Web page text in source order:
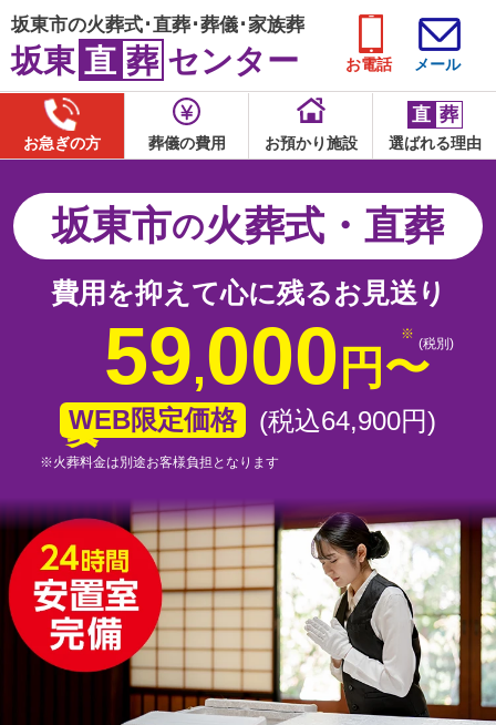
坂東市の火葬式･直葬･葬儀･家族葬
坂東 直 葬 センター お電話 メール
お急ぎの方 葬儀の費用 お預かり施設
直 葬
選ばれる理由
坂東市の火葬式・直葬
費用を抑えて心に残るお見送り
59,000 円〜(税別)
WEB限定価格 (税込64,900円)
※火葬料金は別途お客様負担となります